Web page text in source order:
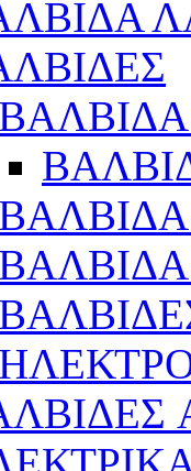
ΒΑΛΒΙΔΑ
ΒΑΛΒΙΔΑ